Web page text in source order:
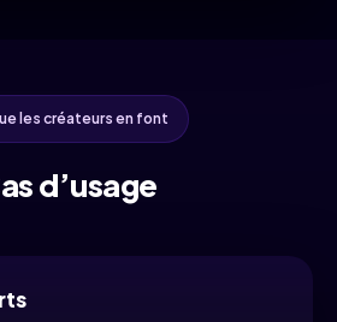
les créateurs en font
d’usage